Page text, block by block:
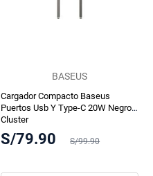
BASEUS
Cargador Compacto Baseus
Puertos Usb Y Type-C 20W Negro
Cluster
S/79.90 S/99.90